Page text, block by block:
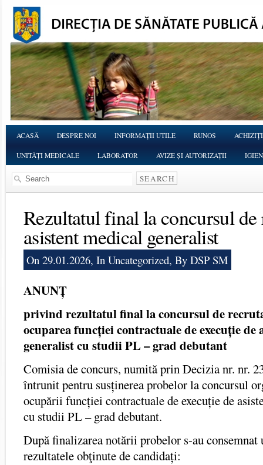
ACASĂ DESPRE NOI INFORMAŢII UTILE RUNOS
UNITĂŢI MEDICALE LABORATOR AVIZE ȘI AUTORIZAȚII
Rezultatul final la concursul de
asistent medical generalist
On 29.01.2026, In Uncategorized, By DSP SM
ANUNȚ
privind rezultatul final la concursul de
ocupareafuncției contractuale de execuție de
generalist cu studii PL – grad debutant
Comisia de concurs, numită prin Decizia nr. nr.
întrunit pentru susținerea probelor la concursul
ocupării funcției contractuale de execuție de
cu studii PL – grad debutant.
După finalizarea notării probelor s-au
rezultatele obţinute de candidați: